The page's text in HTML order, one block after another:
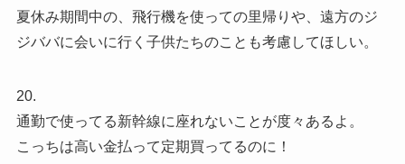
夏休み期間中の、飛行機を使っての里帰りや、遠方のジ
ジババに会いに行く子供たちのことも考慮してほしい。
20.
通勤で使ってる新幹線に座れないことが度々あるよ。
こっちは高い金払って定期買ってるのに！